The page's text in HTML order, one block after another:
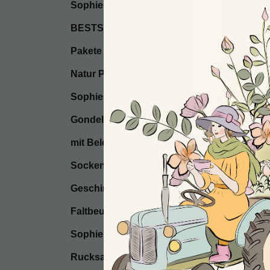
Sophie’s Seifen
BESTSELLER / Start
Pakete
Natur Postkarten
Sophie’s Seccos
Gondel Anhänger
mit Beleuchtung
Socken
Geschirrtücher
Faltbeutel
Sophie’s Kissen
Rucksackbeutel